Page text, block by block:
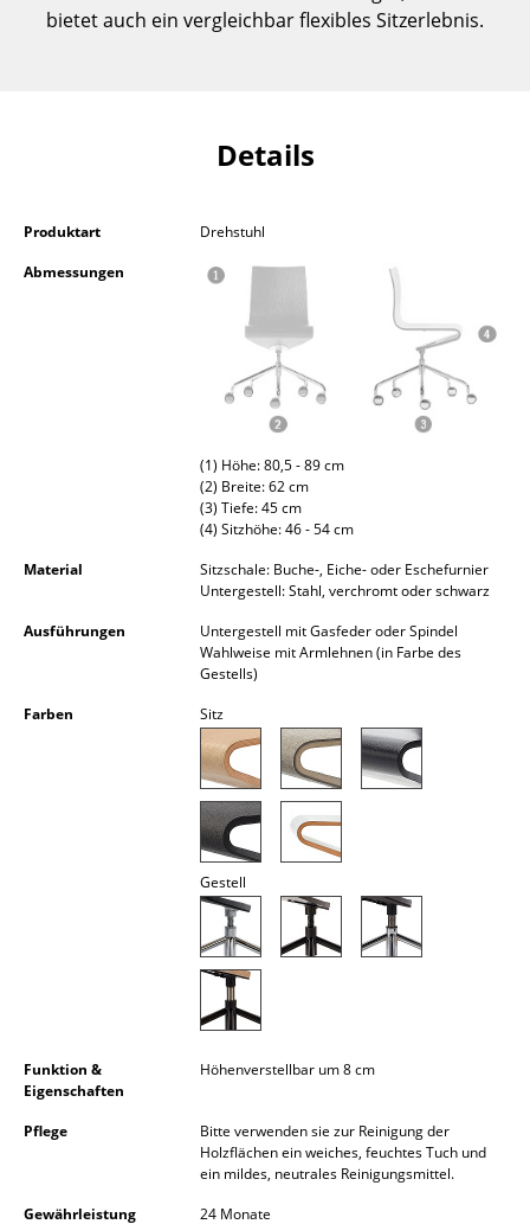
TV Möbel
... alle Aufbewahrungsmöbel
Hängeleuchten & Deckenleuchten
Schreibtischleuchten
Nachttische & Bettzubehör
... alle Betten
bietet auch ein vergleichbar flexibles Sitzerlebnis.
Details
Produktart
Drehstuhl
Abmessungen
(1) Höhe: 80,5 - 89 cm
(2) Breite: 62 cm
(3) Tiefe: 45 cm
(4) Sitzhöhe: 46 - 54 cm
Material
Sitzschale: Buche-, Eiche- oder Eschefurnier
Untergestell: Stahl, verchromt oder schwarz
Ausführungen
Untergestell mit Gasfeder oder Spindel
Wahlweise mit Armlehnen (in Farbe des
Gestells)
Farben
Sitz
Gestell
Funktion &
Eigenschaften
Höhenverstellbar um 8 cm
Pflege
Bitte verwenden sie zur Reinigung der
Holzflächen ein weiches, feuchtes Tuch und
ein mildes, neutrales Reinigungsmittel.
Gewährleistung
24 Monate